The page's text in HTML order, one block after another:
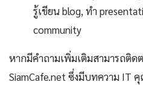
รู้เขียน blog, ทำ
community
หากมีคำถามเพิ่มเติมสามารถติ
SiamCafe.net ซึ่งมีบทความ IT